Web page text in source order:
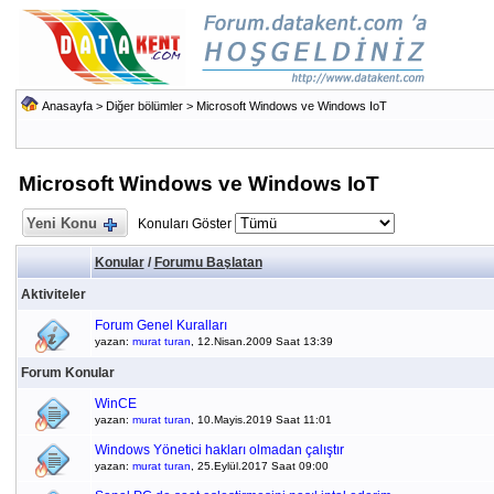
Anasayfa> Diğer bölümler> Microsoft Windows ve Windows IoT
Microsoft Windows ve Windows IoT
Yeni Konu Konuları Göster
Konular/ Forumu Başlatan
Aktiviteler
Forum Genel Kuralları
yazan: murat turan , 12.Nisan.2009 Saat 13:39
Forum Konular
WinCE
yazan: murat turan , 10.Mayis.2019 Saat 11:01
Windows Yönetici hakları olmadan çalıştır
yazan: murat turan , 25.Eylül.2017 Saat 09:00